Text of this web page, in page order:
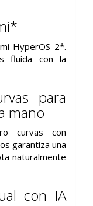
HyperOS 2*.
fluida con la
para
mano
curvas con
garantiza una
naturalmente
con IA